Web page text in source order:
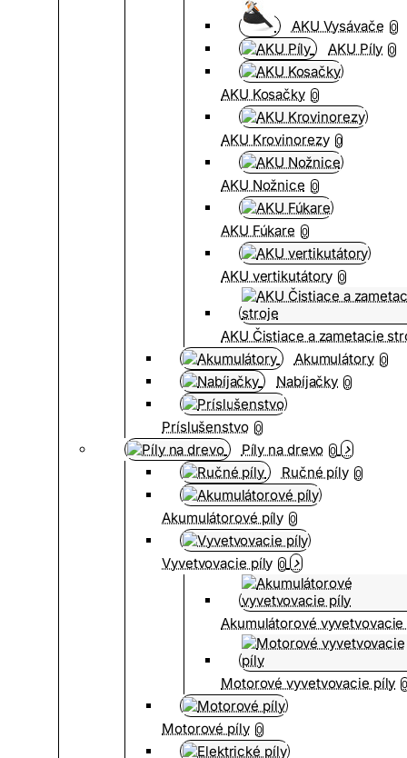
AKU Vysávače 0
AKU Píly 0
AKU Kosačky 0
AKU Krovinorezy 0
AKU Nožnice 0
AKU Fúkare 0
AKU vertikutátory 0
AKU Čistiace a zametacie
Akumulátory 0
Nabíjačky 0
Príslušenstvo 0
Píly na drevo 0
Ručné píly 0
Akumulátorové píly 0
Vyvetvovacie píly 0
Akumulátorové
Motorové vyvetvovacie píly
Motorové píly 0